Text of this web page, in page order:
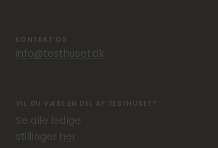
KONTAKT OS
info@testhuset.dk
VIL DU VÆRE EN DEL AF TESTHUSET?
Se alle ledige
stillinger her